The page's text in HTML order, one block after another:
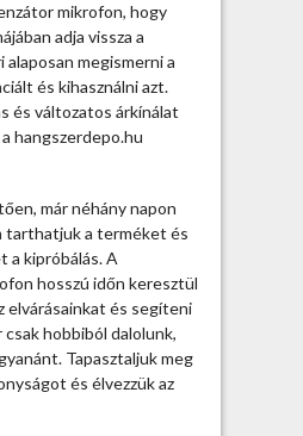
h
á
mikrofon, hogy
adja vissza a
megismerni a
és kihasználni azt.
és változatos árkínálat
hangszerdepo.hu
már néhány napon
tarthatjuk a terméket és
a kipróbálás. A
hosszú időn keresztül
elvárásainkat és segíteni
csak hobbiból dalolunk,
Tapasztaljuk meg
és élvezzük az